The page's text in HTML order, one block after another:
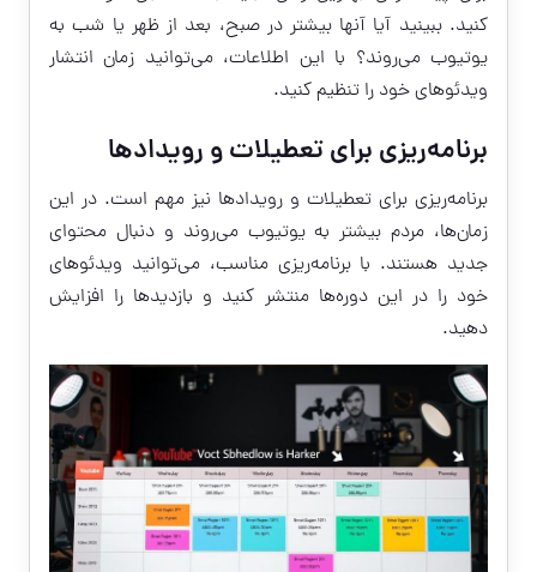
کنید. ببینید آیا آنها بیشتر در صبح، بعد از ظهر یا شب به
یوتیوب می‌روند؟ با این اطلاعات، می‌توانید زمان انتشار
ویدئوهای خود را تنظیم کنید.
برنامه‌ریزی برای تعطیلات و رویدادها
برنامه‌ریزی برای تعطیلات و رویدادها نیز مهم است. در این
زمان‌ها، مردم بیشتر به یوتیوب می‌روند و دنبال محتوای
جدید هستند. با برنامه‌ریزی مناسب، می‌توانید ویدئوهای
خود را در این دوره‌ها منتشر کنید و بازدیدها را افزایش
دهید.